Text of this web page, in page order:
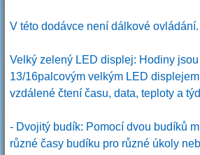
V této dodávce není dálkové ovládání.
Velký zelený LED displej: Hodiny
13/16palcovým velkým LED
vzdálené čtení času, data, teploty a
- Dvojitý budík: Pomocí dvou budíků
různé časy budíku pro různé úkoly